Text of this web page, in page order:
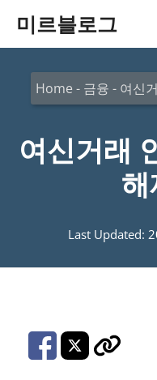
미르블로그
Home - 금융 - 여신
여신거래
해
Last Updated: